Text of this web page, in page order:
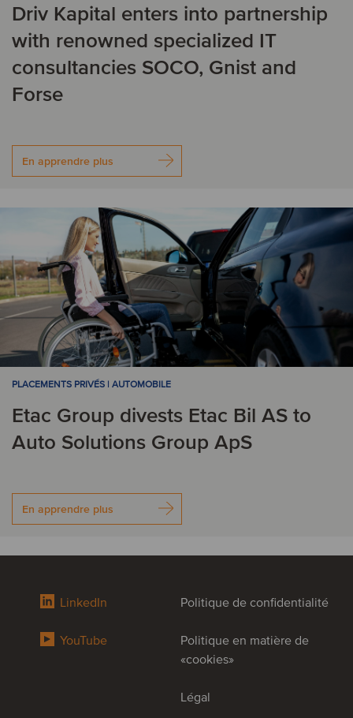
Driv Kapital enters into partnership
with renowned specialized IT
consultancies SOCO, Gnist and
Forse
En apprendre plus
PLACEMENTS PRIVÉS | AUTOMOBILE
Etac Group divests Etac Bil AS to
Auto Solutions Group ApS
En apprendre plus
LinkedIn
YouTube
Politique de confidentialité
Politique en matière de
«cookies»
Légal